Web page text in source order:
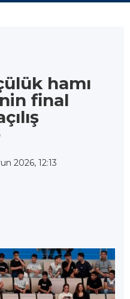
hamı
final
2026, 12:13